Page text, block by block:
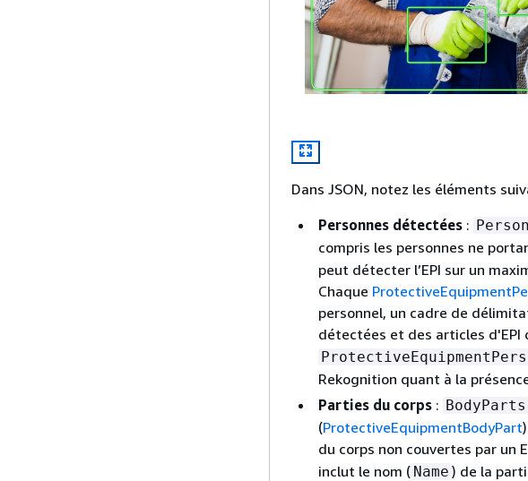
Dans JSON, notez les éléments
Personnes détectées :
compris les personnes ne
peut détecter l’EPI sur un
Chaque
personnel, un cadre de
détectées et des articles d'EPI
Rekognition quant à la
Parties du corps : BodyParts
(ProtectiveEquipmentBodyPart
du corps non couvertes par un
inclut le nom ( Name ) de la